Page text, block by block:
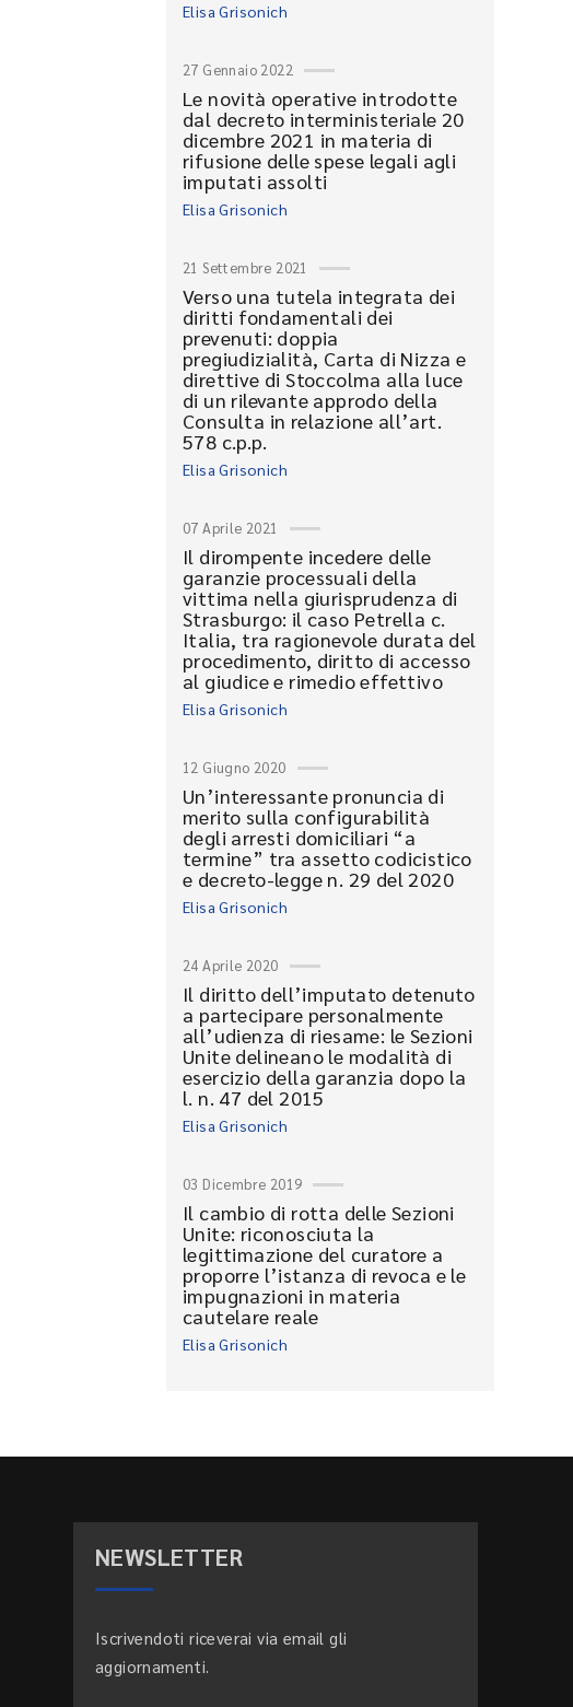
Elisa Grisonich
27 Gennaio 2022
Le novità operative introdotte
dal decreto interministeriale 20
dicembre 2021 in materia di
rifusione delle spese legali agli
imputati assolti
Elisa Grisonich
21 Settembre 2021
Verso una tutela integrata dei
diritti fondamentali dei
prevenuti: doppia
pregiudizialità, Carta di Nizza e
direttive di Stoccolma alla luce
di un rilevante approdo della
Consulta in relazione all’art.
578 c.p.p.
Elisa Grisonich
07 Aprile 2021
Il dirompente incedere delle
garanzie processuali della
vittima nella giurisprudenza di
Strasburgo: il caso Petrella c.
Italia, tra ragionevole durata del
procedimento, diritto di accesso
al giudice e rimedio effettivo
Elisa Grisonich
12 Giugno 2020
Un’interessante pronuncia di
merito sulla configurabilità
degli arresti domiciliari “a
termine” tra assetto codicistico
e decreto-legge n. 29 del 2020
Elisa Grisonich
24 Aprile 2020
Il diritto dell’imputato detenuto
a partecipare personalmente
all’udienza di riesame: le Sezioni
Unite delineano le modalità di
esercizio della garanzia dopo la
l. n. 47 del 2015
Elisa Grisonich
03 Dicembre 2019
Il cambio di rotta delle Sezioni
Unite: riconosciuta la
legittimazione del curatore a
proporre l’istanza di revoca e le
impugnazioni in materia
cautelare reale
Elisa Grisonich
NEWSLETTER
Iscrivendoti riceverai via email gli
aggiornamenti.